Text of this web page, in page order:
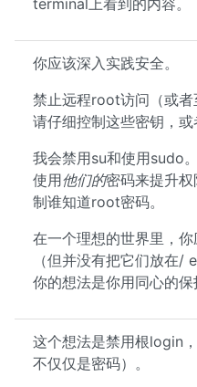
terminal上看到的内容。
你应该深入实践安全。
禁止远程root访问（或
请仔细控制这些密钥，
我会禁用su和使用sudo
使用他们的密码来提升
制谁知道root密码。
在一个理想的世界里，
（但并没有把它们放在
你的想法是你用同心的保
这个想法是禁用根login
不仅仅是密码）。